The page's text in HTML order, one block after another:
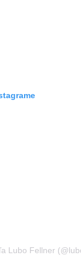
Lubo Fellner